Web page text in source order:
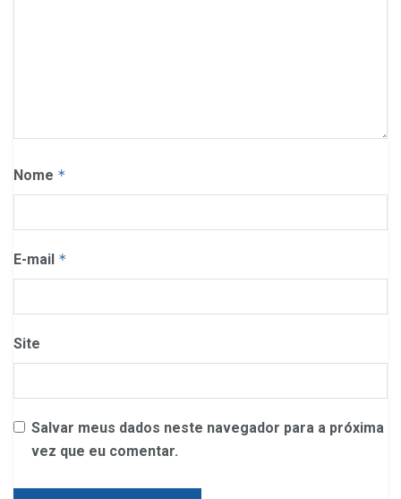
Nome *
E-mail *
Site
Salvar meus dados neste navegador para a próxima
vez que eu comentar.